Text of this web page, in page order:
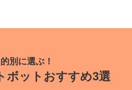
的別に選ぶ！
ボットおすすめ3選